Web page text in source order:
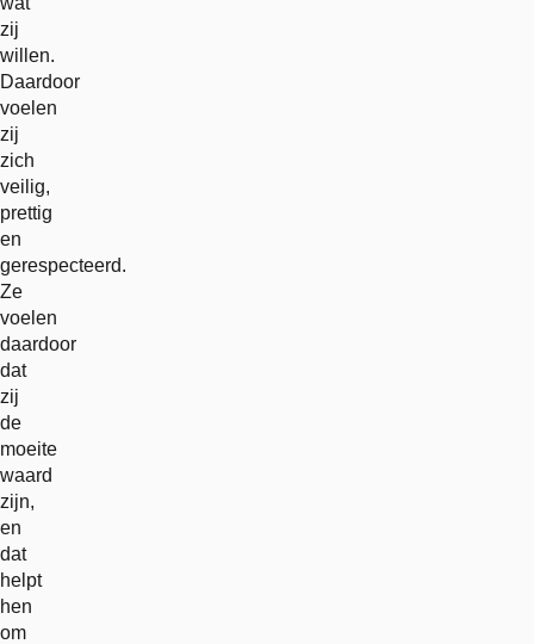
zij
willen.
Daardoor
voelen
zij
zich
veilig,
prettig
en
gerespecteerd.
Ze
voelen
daardoor
dat
zij
de
moeite
waard
zijn,
en
dat
helpt
hen
om